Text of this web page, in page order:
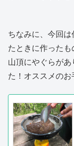
ちなみに、今回
たときに作ったも
山頂にやぐらが
た！オススメの